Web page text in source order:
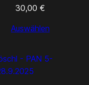
30,00 €
Auswählen